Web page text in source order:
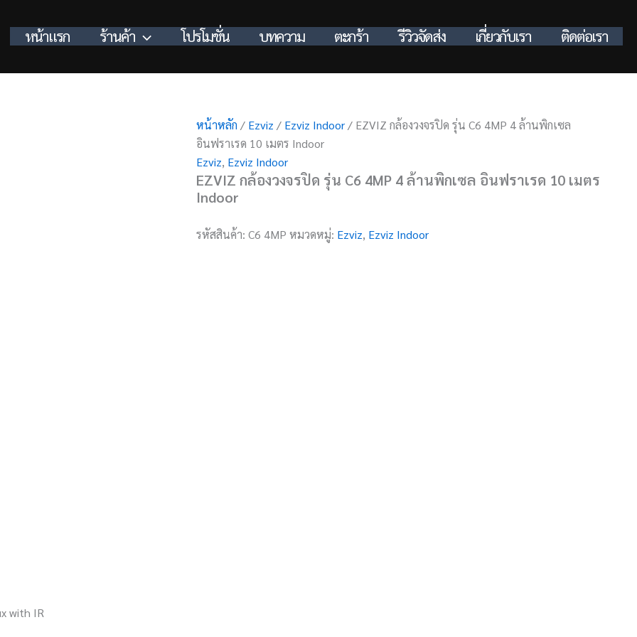
หน้าแรก ร้านค้า โปรโมชั่น บทความ ตะกร้า รีวิวจัดส่ง เกี่ยวกับเรา ติดต่อเรา
หน้าหลัก / Ezviz / Ezviz Indoor / EZVIZ กล้องวงจรปิด รุ่น C6 4MP 4 ล้านพิกเซล
อินฟราเรด 10 เมตร Indoor
Ezviz, Ezviz Indoor
EZVIZ กล้องวงจรปิด รุ่น C6 4MP 4 ล้านพิกเซล อินฟราเรด 10 เมตร
Indoor
รหัสสินค้า:C6 4MP หมวดหมู่: Ezviz, Ezviz Indoor
with IR